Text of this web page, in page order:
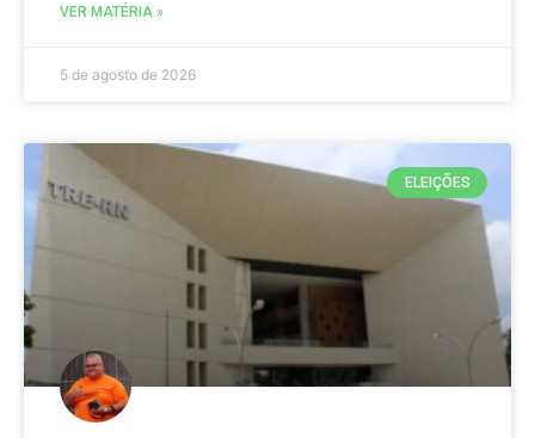
VER MATÉRIA »
5 de agosto de 2026
ELEIÇÕES